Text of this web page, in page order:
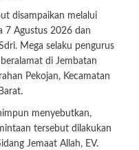
disampaikan melalui
7 Agustus 2026 dan
Mega selaku pengurus
di Jembatan
Pekojan, Kecamatan
menyebutkan,
tersebut dilakukan
Jemaat Allah, EV.